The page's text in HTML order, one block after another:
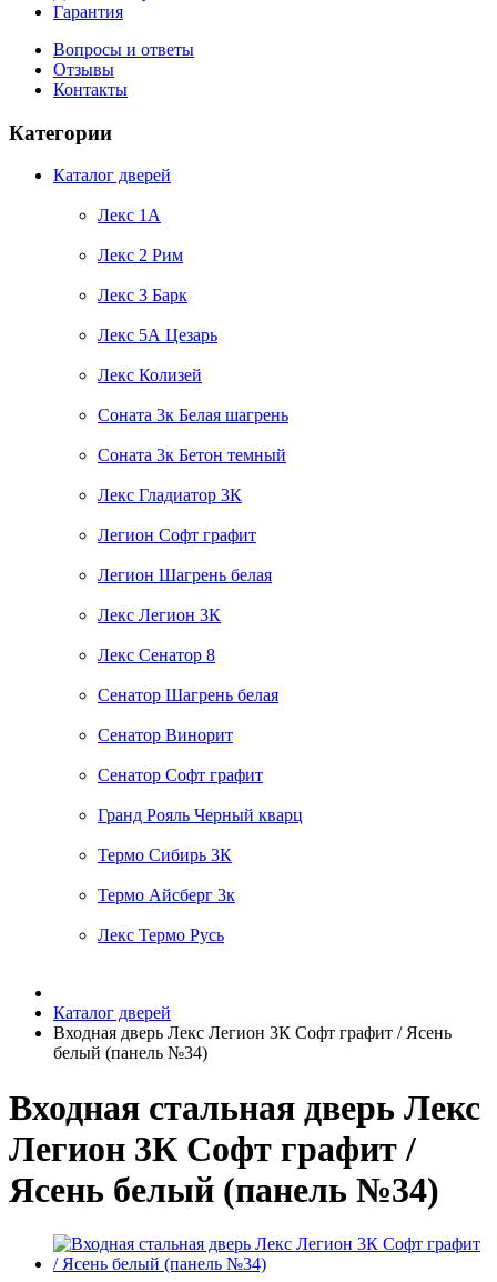
Гарантия
Вопросы и ответы
Отзывы
Контакты
Категории
Каталог дверей
Лекс 1А
Лекс 2 Рим
Лекс 3 Барк
Лекс 5А Цезарь
Лекс Колизей
Соната 3к Белая шагрень
Соната 3к Бетон темный
Лекс Гладиатор 3К
Легион Софт графит
Легион Шагрень белая
Лекс Легион 3К
Лекс Сенатор 8
Сенатор Шагрень белая
Сенатор Винорит
Сенатор Софт графит
Гранд Рояль Черный кварц
Термо Сибирь 3К
Термо Айсберг 3к
Лекс Термо Русь
Каталог дверей
Входная дверь Лекс Легион 3К Софт графит / Ясень
белый (панель №34)
Входная стальная дверь Лекс
Легион 3К Софт графит /
Ясень белый (панель №34)